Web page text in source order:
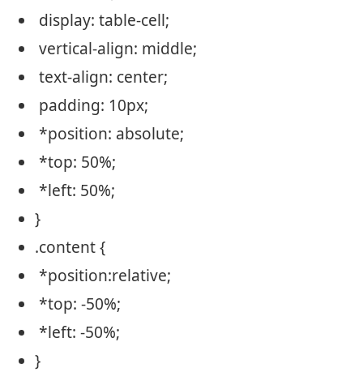
display: table-cell;
vertical-align: middle;
text-align: center;
padding: 10px;
*position: absolute;
*top: 50%;
*left: 50%;
}
.content{
*position:relative;
*top: -50%;
*left: -50%;
}